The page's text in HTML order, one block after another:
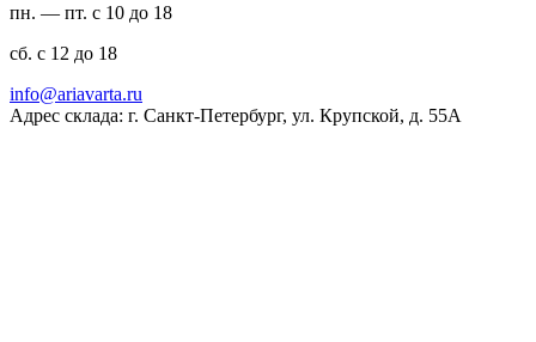
пн. — пт. с 10 до 18
сб. с 12 до 18
ur.atravaira@ofni
Адрес склада: г. Санкт-Петербург, ул. Крупской, д. 55А